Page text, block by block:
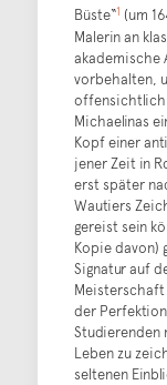
Büste“1 (um
Malerin an
akademische
vorbehalten,
offensichtlich
Michaelinas
Kopf einer
jener Zeit in
erst später
Wautiers
gereist sein
Kopie davon)
Signatur auf
Meisterschaft
der
Studierenden
Leben zu
seltenen